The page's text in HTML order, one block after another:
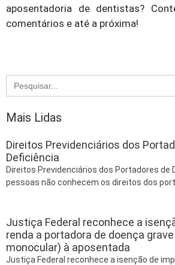
aposentadoria de dentistas?
comentários e até a próxima!
Search
for:
Mais Lidas
Direitos Previdenciários dos
Deficiência
Direitos Previdenciários dos Portadores de
pessoas não conhecem os direitos dos
Justiça Federal reconhece a
renda a portadora de doença
monocular) à aposentada
Justiça Federal reconhece a isenção de